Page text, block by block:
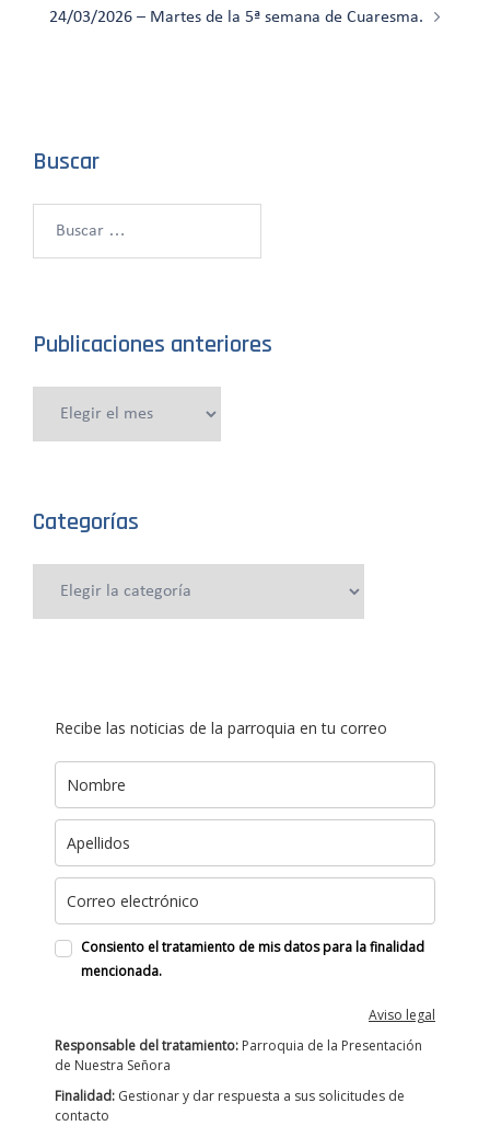
24/03/2026 – Martes de la 5ª semana de Cuaresma.
Buscar
Publicaciones anteriores
Categorías
Recibe las noticias de la parroquia en tu correo
Consiento el tratamiento de mis datos para la finalidad
mencionada.
Aviso legal
Responsable del tratamiento: Parroquia de la Presentación
de Nuestra Señora
Finalidad: Gestionar y dar respuesta a sus solicitudes de
contacto